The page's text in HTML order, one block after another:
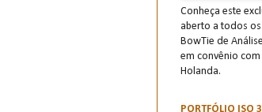
Conheça este
aberto a todos
BowTie de
em convênio com
Holanda.
PORTFÓLIO ISO